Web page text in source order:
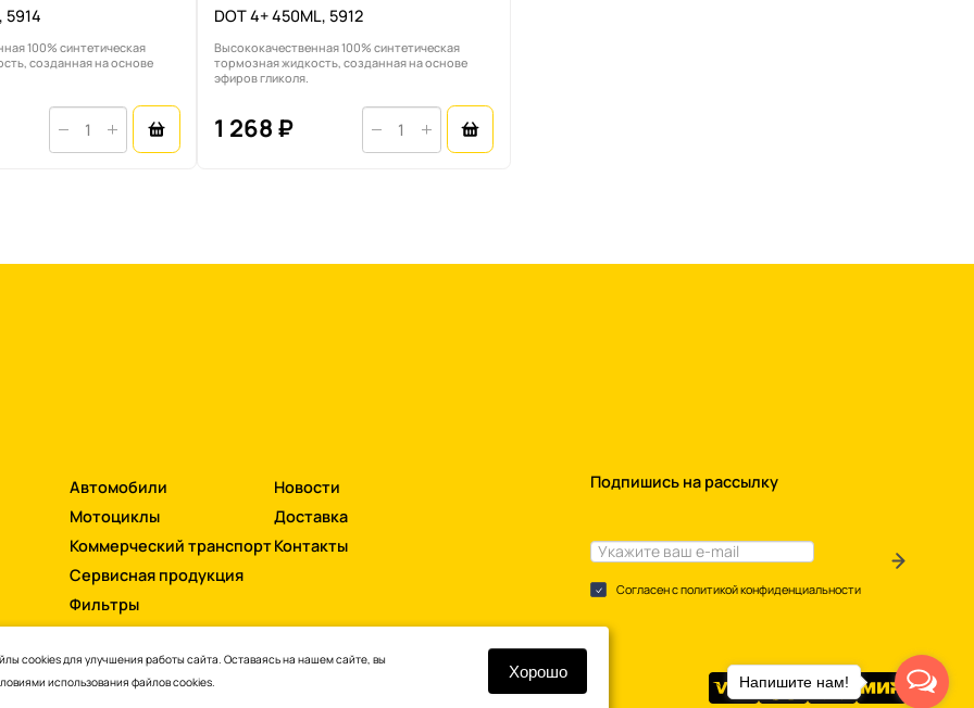
5914
100% синтетическая
созданная на основе
DOT 4+ 450ML, 5912
Высококачественная 100% синтетическая
тормозная жидкость, созданная на основе
эфиров гликоля.
1 268 ₽
Автомобили
Мотоциклы
Коммерческий транспорт
Сервисная продукция
Фильтры
Новости
Доставка
Контакты
Подпишись на рассылку
Согласен с политикой конфиденциальности
cookies для улучшения работы сайта. Оставаясь на нашем сайте, вы
использования файлов cookies. Хорошо Напишите нам!